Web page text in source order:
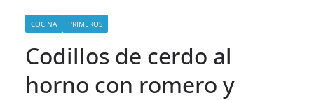
COCINA PRIMEROS
Codillos de cerdo al
horno con romero y